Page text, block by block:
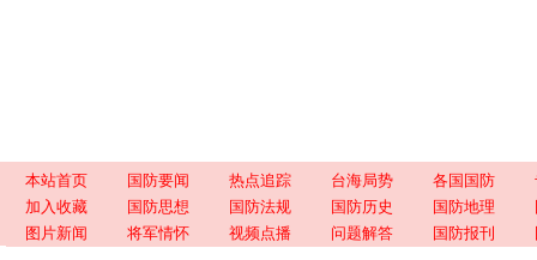
本站首页 国防要闻 热点追踪 台海局势 各国国防
加入收藏
国防思想 国防法规 国防历史 国防地理
图片新闻
将军情怀 视频点播 问题解答 国防报刊